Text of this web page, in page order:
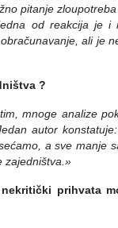
pitanje
od reakcija je i
ali je
?
mnoge analize
autor
a sve manje
zajedništva.»
prihvata